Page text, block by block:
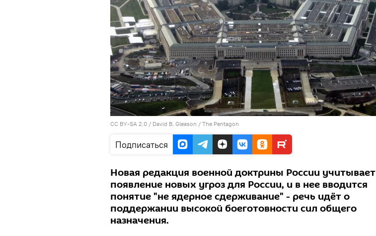
CC BY-SA 2.0 / David B. Gleason / The Pentagon
Подписаться
Новая редакция военной доктрины России учитывает
появление новых угроз для России, и в нее вводится
понятие "не ядерное сдерживание" - речь идёт о
поддержании высокой боеготовности сил общего
назначения.